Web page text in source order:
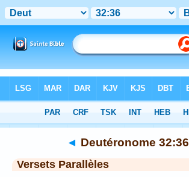
>Chapitre 32 > Verset 36
◄ Deutéronome 32:36
Versets Parallèles